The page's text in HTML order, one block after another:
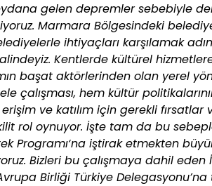
gelen depremler sebebiyle
Marmara Bölgesindeki
ihtiyaçları karşılamak
Kentlerde kültürel
başat aktörlerinden olan yerel
çalışması, hem kültür
ve katılım için gerekli fırsatlar
rol oynuyor. İşte tam da bu
Programı‘na iştirak etmekten
Bizleri bu çalışmaya dahil eden
Birliği Türkiye Delegasyonu’na